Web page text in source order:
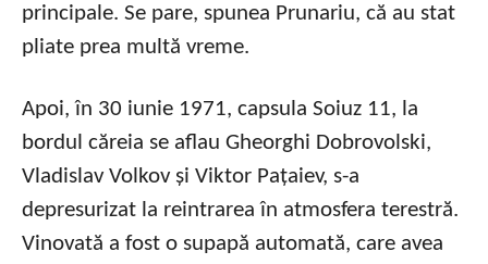
principale. Se pare, spunea Prunariu, că au stat
pliate prea multă vreme.
Apoi, în 30 iunie 1971, capsula Soiuz 11, la
bordul căreia se aflau Gheorghi Dobrovolski,
Vladislav Volkov și Viktor Pațaiev, s-a
depresurizat la reintrarea în atmosfera terestră.
Vinovată a fost o supapă automată, care avea